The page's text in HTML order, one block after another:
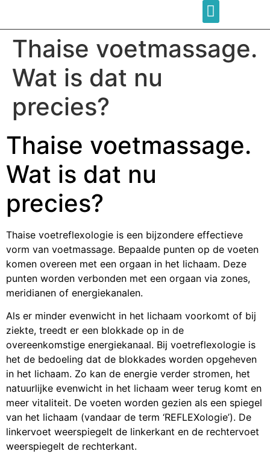
Thaise voetmassage.
Wat is dat nu
precies?
Thaise voetmassage.
Wat is dat nu
precies?
Thaise voetreflexologie is een bijzondere effectieve
vorm van voetmassage. Bepaalde punten op de voeten
komen overeen met een orgaan in het lichaam. Deze
punten worden verbonden met een orgaan via zones,
meridianen of energiekanalen.
Als er minder evenwicht in het lichaam voorkomt of bij
ziekte, treedt er een blokkade op in de
overeenkomstige energiekanaal. Bij voetreflexologie is
het de bedoeling dat de blokkades worden opgeheven
in het lichaam. Zo kan de energie verder stromen, het
natuurlijke evenwicht in het lichaam weer terug komt en
meer vitaliteit. De voeten worden gezien als een spiegel
van het lichaam (vandaar de term ‘REFLEXologie’). De
linkervoet weerspiegelt de linkerkant en de rechtervoet
weerspiegelt de rechterkant.